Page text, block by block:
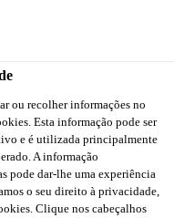
you are accessing it
website for your
SIKA
SELECT A
COUNTRY
ou recolher informações no
Esta informação pode ser
e é utilizada principalmente
A informação
pode dar-lhe uma experiência
o seu direito à privacidade,
Clique nos cabeçalhos